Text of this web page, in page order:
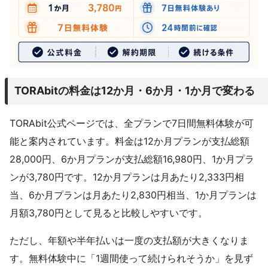
TORAbitの料金は12か月・6か月・1か月で変わる
TORAbit公式ページでは、全プランで7日間無料体験が可
能と案内されています。料金は12か月プランが支払総額
28,000円、6か月プランが支払総額16,980円、1か月プラ
ンが3,780円です。12か月プランは月あたり2,333円相
当、6か月プランは月あたり2,830円相当、1か月プランは
月額3,780円として見ると比較しやすいです。
ただし、年額や半年払いは一度の支払額が大きくなりま
す。無料体験中に「1週間使って続けられそうか」を見ず